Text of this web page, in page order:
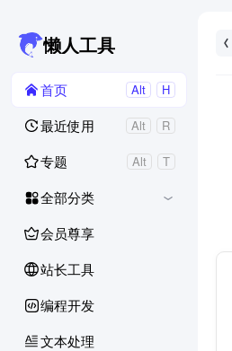
懒人工具
首页 Alt H
最近使用 Alt R
专题 Alt T
全部分类
会员尊享
站长工具
编程开发
文本处理